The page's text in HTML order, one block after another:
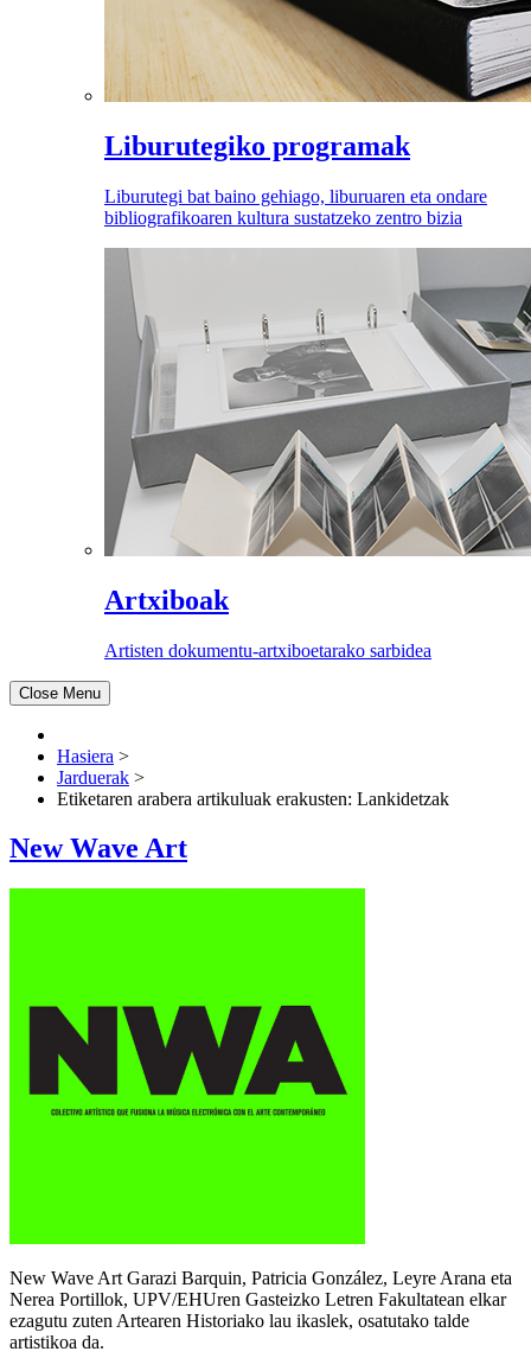
Liburutegiko programak
Liburutegi bat baino gehiago, liburuaren eta ondare
bibliografikoaren kultura sustatzeko zentro bizia
Artxiboak
Artisten dokumentu-artxiboetarako sarbidea
Close Menu
Hasiera >
Jarduerak >
Etiketaren arabera artikuluak erakusten: Lankidetzak
New Wave Art
New Wave Art Garazi Barquin, Patricia González, Leyre Arana eta
Nerea Portillok, UPV/EHUren Gasteizko Letren Fakultatean elkar
ezagutu zuten Artearen Historiako lau ikaslek, osatutako talde
artistikoa da.